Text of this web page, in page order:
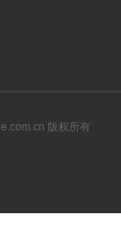
版权所有